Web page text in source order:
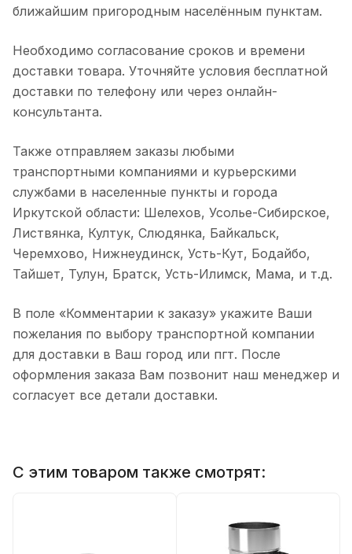
ближайшим пригородным населённым пунктам.
Необходимо согласование сроков и времени
доставки товара. Уточняйте условия бесплатной
доставки по телефону или через онлайн-
консультанта.
Также отправляем заказы любыми
транспортными компаниями и курьерскими
службами в населенные пункты и города
Иркутской области: Шелехов, Усолье-Сибирское,
Листвянка, Култук, Слюдянка, Байкальск,
Черемхово, Нижнеудинск, Усть-Кут, Бодайбо,
Тайшет, Тулун, Братск, Усть-Илимск, Мама, и т.д.
В поле «Комментарии к заказу» укажите Ваши
пожелания по выбору транспортной компании
для доставки в Ваш город или пгт. После
оформления заказа Вам позвонит наш менеджер и
согласует все детали доставки.
С этим товаром также смотрят: